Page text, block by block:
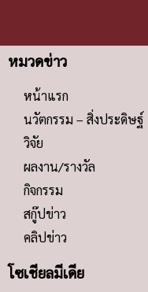
หมวดข่าว
หน้าแรก
นวัตกรรม – สิ่งประดิษฐ์
วิจัย
ผลงาน/รางวัล
กิจกรรม
สกู๊ปข่าว
คลิปข่าว
โซเชียลมีเดีย